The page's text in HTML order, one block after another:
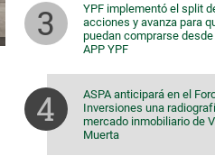
YPF implementó el split
acciones y avanza para
puedan comprarse desde
APP YPF
ASPA anticipará en el
Inversiones una
mercado inmobiliario de
Muerta